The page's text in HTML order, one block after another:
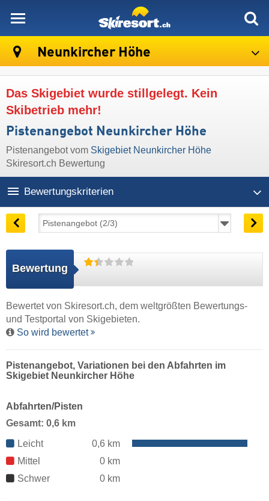
Neunkircher Höhe
Das Skigebiet wurde stillgelegt. Kein
Skibetrieb mehr!
Pistenangebot Neunkircher Höhe
Pistenangebot vom Skigebiet Neunkircher Höhe
Skiresort.ch Bewertung
Bewertungskriterien
Bewertung
Bewertet von Skiresort.ch, dem weltgrößten Bewertungs-
und Testportal von Skigebieten.
So wird bewertet
Pistenangebot, Variationen bei den Abfahrten im
Skigebiet Neunkircher Höhe
Abfahrten/Pisten
Gesamt: 0,6 km
Leicht
0,6 km
Mittel
0 km
Schwer
0 km